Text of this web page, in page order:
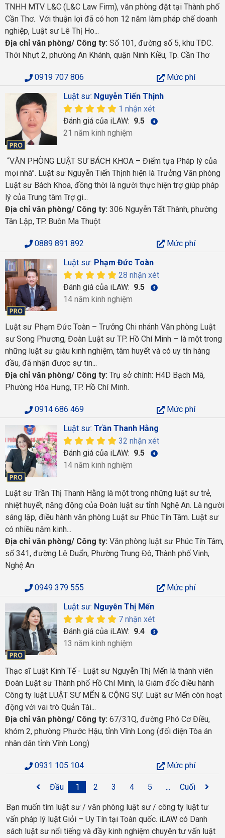
TNHH MTV L&C (L&C Law Firm), văn phòng đặt tại Thành phố
Cần Thơ. Với thuận lợi đã có hơn 12 năm làm pháp chế doanh
nghiệp, Luật sư Lê Thị Ho...
Địa chỉ văn phòng/ Công ty: Số 101, đường số 5, khu TĐC.
Thới Nhựt 2, phường An Khánh, quận Ninh Kiều, Tp. Cần Thơ
0919 707 806
Mức phí
Luật sư: Nguyễn Tiến Thịnh
1 nhận xét
Đánh giá của iLAW: 9.5
21 năm kinh nghiệm
“VĂN PHÒNG LUẬT SƯ BÁCH KHOA – Điểm tựa Pháp lý của
mọi nhà”. Luật sư Nguyễn Tiến Thịnh hiện là Trưởng Văn phòng
Luật sư Bách Khoa, đồng thời là người thực hiện trợ giúp pháp
lý của Trung tâm Trợ gi...
Địa chỉ văn phòng/ Công ty: 306 Nguyễn Tất Thành, phường
Tân Lập, TP. Buôn Ma Thuột
0889 891 892
Mức phí
Luật sư: Phạm Đức Toàn
28 nhận xét
Đánh giá của iLAW: 9.5
14 năm kinh nghiệm
Luật sư Phạm Đức Toàn – Trưởng Chi nhánh Văn phòng Luật
sư Song Phương, Đoàn Luật sư TP. Hồ Chí Minh – là một trong
những luật sư giàu kinh nghiệm, tâm huyết và có uy tín hàng
đầu, đã nhận được sự tin...
Địa chỉ văn phòng/ Công ty: Trụ sở chính: H4D Bạch Mã,
Phường Hòa Hưng, TP. Hồ Chí Minh.
0914 686 469
Mức phí
Luật sư: Trần Thanh Hằng
32 nhận xét
Đánh giá của iLAW: 9.5
14 năm kinh nghiệm
Luật sư Trần Thị Thanh Hằng là một trong những luật sư trẻ,
nhiệt huyết, năng động của Đoàn luật sư tỉnh Nghệ An. Là người
sáng lập, điều hành văn phòng Luật sư Phúc Tín Tâm. Luật sư
có nhiều năm kinh...
Địa chỉ văn phòng/ Công ty: Văn phòng luật sư Phúc Tín Tâm,
số 341, đường Lê Duẩn, Phường Trung Đô, Thành phố Vinh,
Nghệ An
0949 379 555
Mức phí
Luật sư: Nguyễn Thị Mến
7 nhận xét
Đánh giá của iLAW: 9.4
13 năm kinh nghiệm
Thạc sĩ Luật Kinh Tế - Luật sư Nguyễn Thị Mến là thành viên
Đoàn Luật sư Thành phố Hồ Chí Minh, là Giám đốc điều hành
Công ty luật LUẬT SƯ MẾN & CỘNG SỰ. Luật sư Mến còn hoạt
động với vai trò Quản Tài...
Địa chỉ văn phòng/ Công ty: 67/31Q, đường Phó Cơ Điều,
khóm 2, phường Phước Hậu, tỉnh Vĩnh Long (đối diện Tòa án
nhân dân tỉnh Vĩnh Long)
0931 105 104 Mức phí
Đầu 1 2 3 4 5 ... Cuối
Bạn muốn tìm luật sư / văn phòng luật sư / công ty luật tư
vấn pháp lý luật Giỏi – Uy Tín tại Toàn quốc. iLAW có Danh
sách luật sư nổi tiếng và đầy kinh nghiệm chuyên tư vấn luật